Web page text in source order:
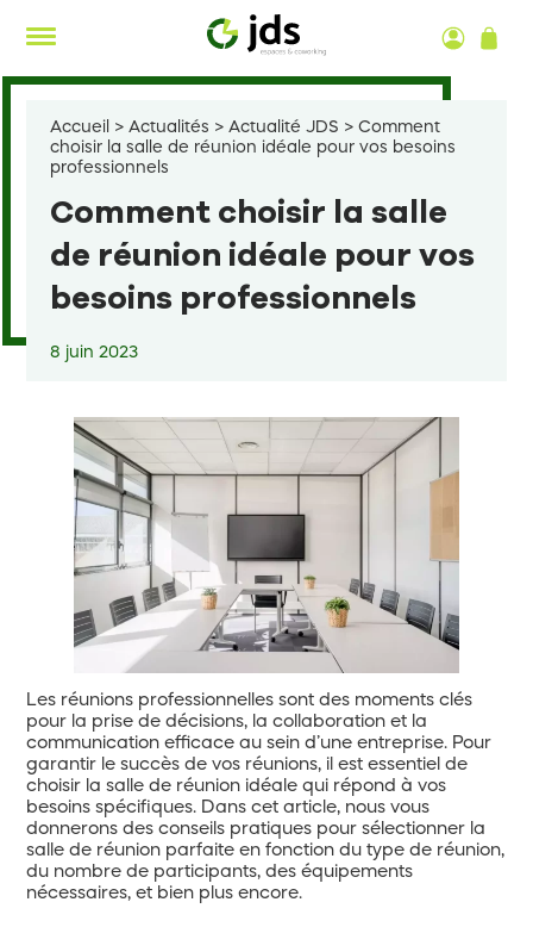
contenu
Accueil >Actualités >Actualité JDS >Comment
choisir la salle de réunion idéale pour vos besoins
professionnels
Comment choisir la salle
de réunion idéale pour vos
besoins professionnels
8 juin 2023
Les réunions professionnelles sont des moments clés
pour la prise de décisions, la collaboration et la
communication efficace au sein d’une entreprise. Pour
garantir le succès de vos réunions, il est essentiel de
choisir la salle de réunion idéale qui répond à vos
besoins spécifiques. Dans cet article, nous vous
donnerons des conseils pratiques pour sélectionner la
salle de réunion parfaite en fonction du type de réunion,
du nombre de participants, des équipements
nécessaires, et bien plus encore.